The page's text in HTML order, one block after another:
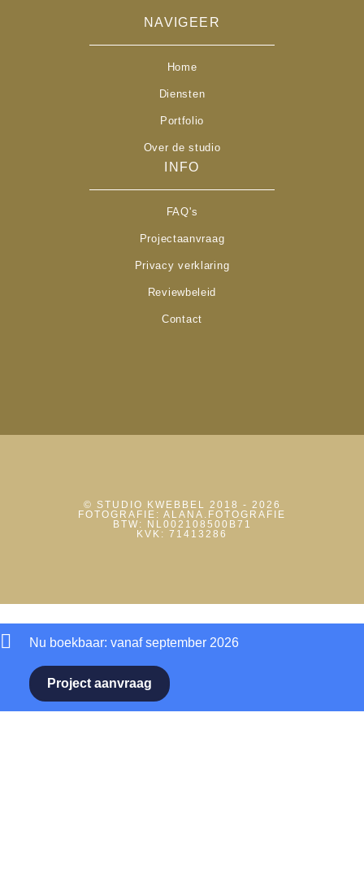
NAVIGEER
Home
Diensten
Portfolio
Over de studio
INFO
FAQ's
Projectaanvraag
Privacy verklaring
Reviewbeleid
Contact
© STUDIO KWEBBEL 2018 - 2026
FOTOGRAFIE: ALANA.FOTOGRAFIE
BTW: NL002108500B71
KVK: 71413286
Nu boekbaar: vanaf september 2026
Project aanvraag